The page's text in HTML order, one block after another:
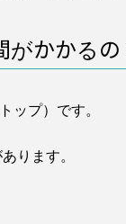
かかる
ップ）です。
ります。